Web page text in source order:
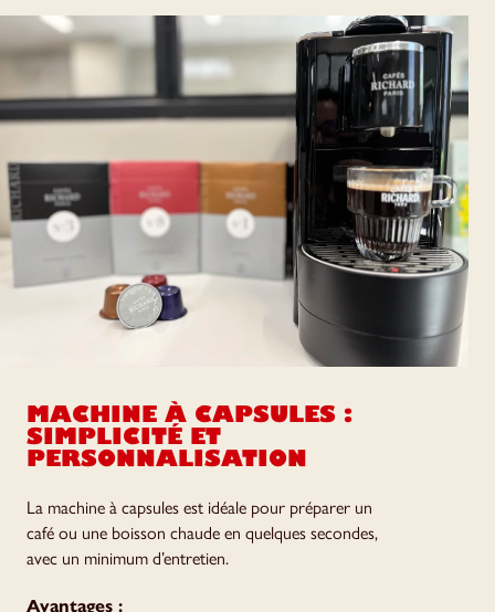
MACHINE À CAPSULES :
SIMPLICITÉ ET
PERSONNALISATION
La machine à capsules est idéale pour préparer un
café ou une boisson chaude en quelques secondes,
avec un minimum d’entretien.
Avantages :